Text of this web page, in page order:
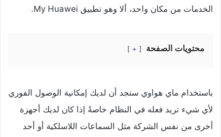
الخدمات من مكان واحد، ألا وهو تطبيق My Huawei.
محتويات الصفحة +
باستخدام ماي هواوي ستجد أن لديك إمكانية الوصول الفوري
لأي شيء تريد فعله في النظام خاصةً إذا كان لديك أجهزة
أخرى من نفس الشركة مثل السماعات اللاسلكية أو أحد